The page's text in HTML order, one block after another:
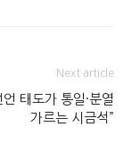
Next article
태도가 통일·분열
가르는 시금석”